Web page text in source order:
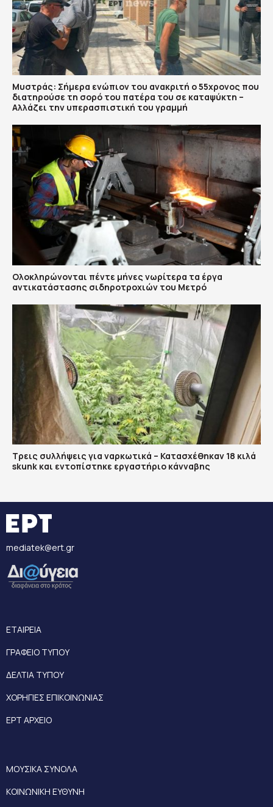
Μυστράς: Σήμερα ενώπιον του ανακριτή ο 55χρονος που
διατηρούσε τη σορό του πατέρα του σε καταψύκτη –
Αλλάζει την υπερασπιστική του γραμμή
Ολοκληρώνονται πέντε μήνες νωρίτερα τα έργα
αντικατάστασης σιδηροτροχιών του Mετρό
Τρεις συλλήψεις για ναρκωτικά – Κατασχέθηκαν 18 κιλά
skunk και εντοπίστηκε εργαστήριο κάνναβης
mediatek@ert.gr
ΕΤΑΙΡΕΙΑ
ΓΡΑΦΕΙΟ ΤΥΠΟΥ
ΔΕΛΤΙΑ ΤΥΠΟΥ
ΧΟΡΗΓΙΕΣ ΕΠΙΚΟΙΝΩΝΙΑΣ
ΕΡΤ ΑΡΧΕΙΟ
ΜΟΥΣΙΚΑ ΣΥΝΟΛΑ
ΚΟΙΝΩΝΙΚΗ ΕΥΘΥΝΗ